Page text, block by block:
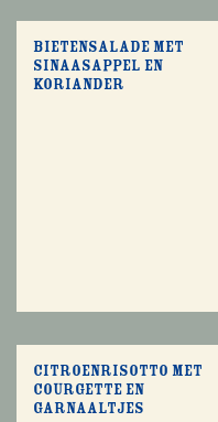
Bietensalade met
sinaasappel en
koriander
Citroenrisotto met
courgette en
garnaaltjes